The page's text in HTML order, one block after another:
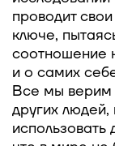
проводит
ключе,
соотношение
и о самих
Все мы верим
других
использовать